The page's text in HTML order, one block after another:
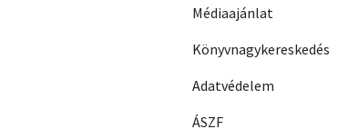
Médiaajánlat
Könyvnagykereskedés
Adatvédelem
ÁSZF